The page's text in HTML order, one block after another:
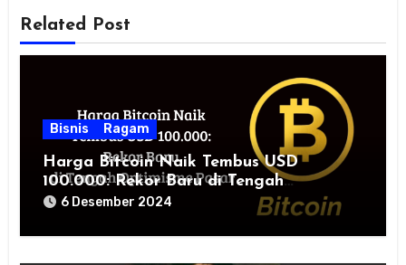
Related Post
Bisnis Ragam
Harga Bitcoin Naik Tembus USD
100.000: Rekor Baru di Tengah
Optimisme Pasar
6 Desember 2024